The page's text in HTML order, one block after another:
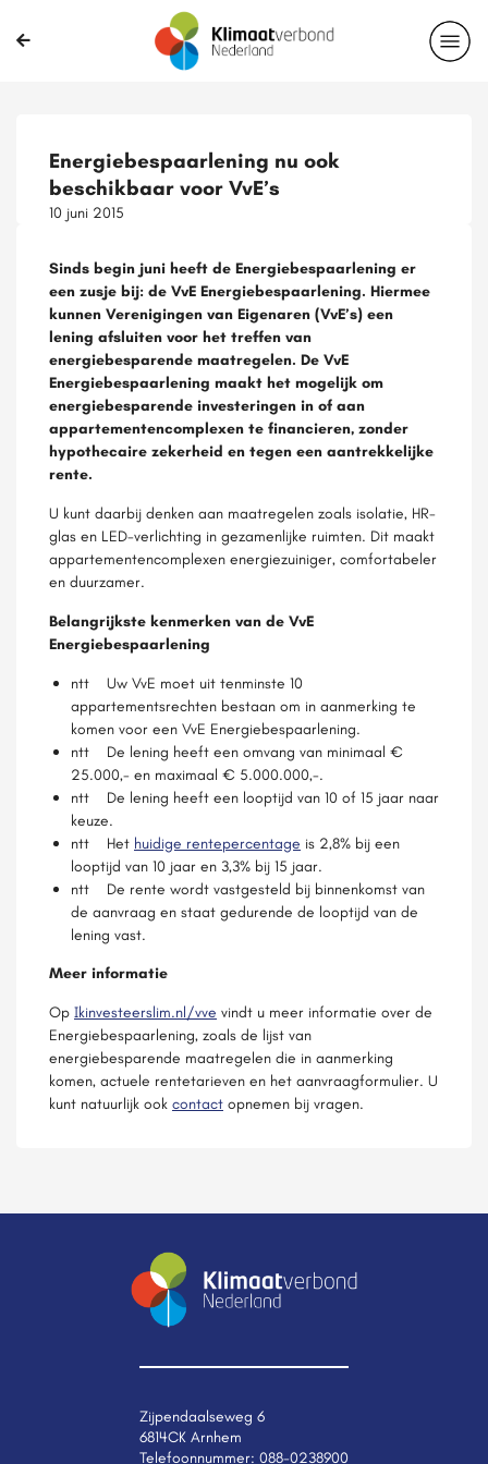
Energiebespaarlening nu ook
beschikbaar voor VvE’s
10 juni 2015
Sinds begin juni heeft de Energiebespaarlening er
een zusje bij: de VvE Energiebespaarlening. Hiermee
kunnen Verenigingen van Eigenaren (VvE’s) een
lening afsluiten voor het treffen van
energiebesparende maatregelen. De VvE
Energiebespaarlening maakt het mogelijk om
energiebesparende investeringen in of aan
appartementencomplexen te financieren, zonder
hypothecaire zekerheid en tegen een aantrekkelijke
rente.
U kunt daarbij denken aan maatregelen zoals isolatie, HR-
glas en LED-verlichting in gezamenlijke ruimten. Dit maakt
appartementencomplexen energiezuiniger, comfortabeler
en duurzamer.
Belangrijkste kenmerken van de VvE
Energiebespaarlening
ntt Uw VvE moet uit tenminste 10
appartementsrechten bestaan om in aanmerking te
komen voor een VvE Energiebespaarlening.
ntt De lening heeft een omvang van minimaal €
25.000,- en maximaal € 5.000.000,-.
ntt De lening heeft een looptijd van 10 of 15 jaar naar
keuze.
ntt Het huidige rentepercentage is 2,8% bij een
looptijd van 10 jaar en 3,3% bij 15 jaar.
ntt De rente wordt vastgesteld bij binnenkomst van
de aanvraag en staat gedurende de looptijd van de
lening vast.
Meer informatie
Op Ikinvesteerslim.nl/vve vindt u meer informatie over de
Energiebespaarlening, zoals de lijst van
energiebesparende maatregelen die in aanmerking
komen, actuele rentetarieven en het aanvraagformulier. U
kunt natuurlijk ook contact opnemen bij vragen.
Zijpendaalseweg 6
6814CK Arnhem
Telefoonnummer: 088-0238900